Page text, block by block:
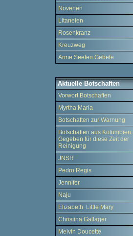
Novenen
Litaneien
Rosenkranz
Kreuzweg
Arme Seelen Gebete
Aktuelle Botschaften
Vorwort Botschaften
Myrtha Maria
Botschaften zur Warnung
Botschaften aus Kolumbien.
Gegeben für diese Zeit der
Reinigung
JNSR
Pedro Regis
Jennifer
Naju
Elizabeth Little Mary
Christina Gallager
Melvin Doucette